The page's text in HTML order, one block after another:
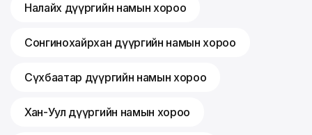
Налайх дүүргийн намын хороо
Сонгинохайрхан дүүргийн намын хороо
Сүхбаатар дүүргийн намын хороо
Хан-Уул дүүргийн намын хороо